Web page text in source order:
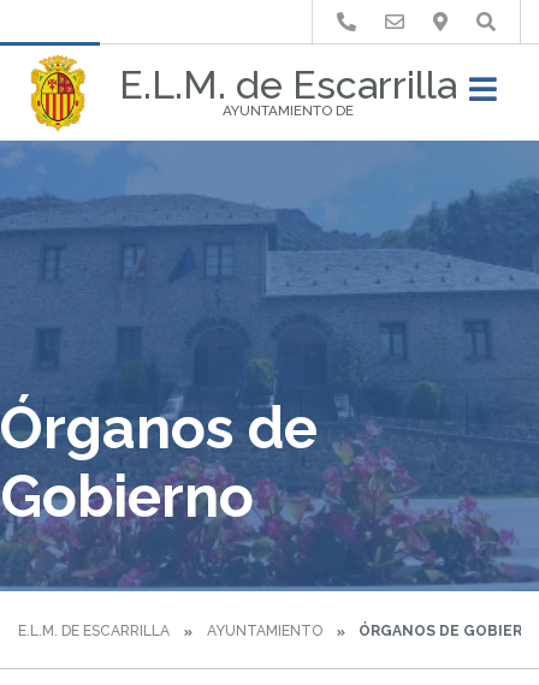
E.L.M. de Escarrilla
AYUNTAMIENTO DE
Buscar
Órganos de
Gobierno
E.L.M. DE ESCARRILLA AYUNTAMIENTO ÓRGANOS DE